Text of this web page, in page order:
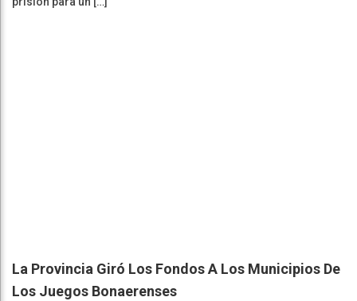
La Provincia Giró Los Fondos A Los Municipios De
Los Juegos Bonaerenses